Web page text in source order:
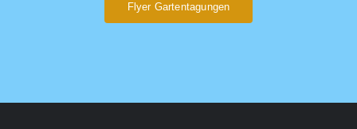
Flyer Gartentagungen